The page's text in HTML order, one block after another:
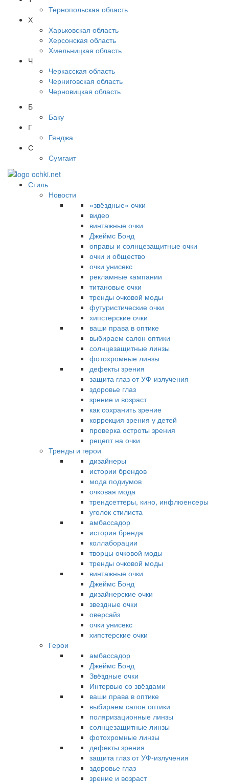
Тернопольская область
Х
Харьковская область
Херсонская область
Хмельницкая область
Ч
Черкасская область
Черниговская область
Черновицкая область
Б
Баку
Г
Гянджа
С
Сумгаит
Стиль
Новости
«звёздные» очки
видео
винтажные очки
Джеймс Бонд
оправы и солнцезащитные очки
очки и общество
очки унисекс
рекламные кампании
титановые очки
тренды очковой моды
футуристические очки
хипстерские очки
ваши права в оптике
выбираем салон оптики
солнцезащитные линзы
фотохромные линзы
дефекты зрения
защита глаз от УФ-излучения
здоровье глаз
зрение и возраст
как сохранить зрение
коррекция зрения у детей
проверка остроты зрения
рецепт на очки
Тренды и герои
дизайнеры
истории брендов
мода подиумов
очковая мода
трендсеттеры, кино, инфлюенсеры
уголок стилиста
амбассадор
история бренда
коллаборации
творцы очковой моды
тренды очковой моды
винтажные очки
Джеймс Бонд
дизайнерские очки
звездные очки
оверсайз
очки унисекс
хипстерские очки
Герои
амбассадор
Джеймс Бонд
Звёздные очки
Интервью со звёздами
ваши права в оптике
выбираем салон оптики
поляризационные линзы
солнцезащитные линзы
фотохромные линзы
дефекты зрения
защита глаз от УФ-излучения
здоровье глаз
зрение и возраст